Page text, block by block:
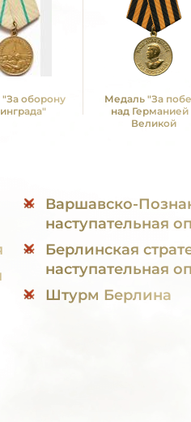
оборону
Медаль "За
над Германией
Великой
Варшавско-
наступательная
Берлинская
наступательная
Штурм Берлина